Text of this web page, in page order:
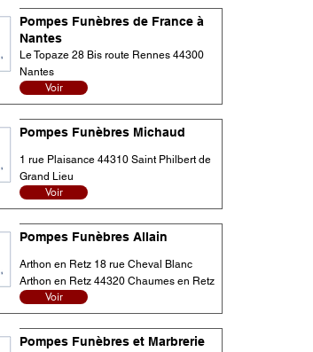
Pompes Funèbres de France à
Nantes
Le Topaze 28 Bis route Rennes 44300
Nantes
Voir
Pompes Funèbres Michaud
1 rue Plaisance 44310 Saint Philbert de
Grand Lieu
Voir
Pompes Funèbres Allain
Arthon en Retz 18 rue Cheval Blanc
Arthon en Retz 44320 Chaumes en Retz
Voir
Pompes Funèbres et Marbrerie